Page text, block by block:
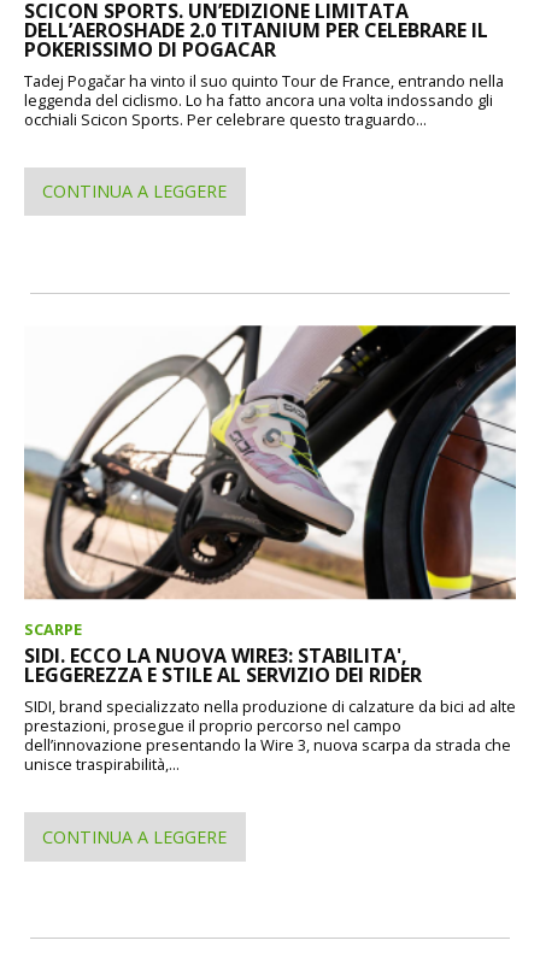
SCICON SPORTS. UN’EDIZIONE LIMITATA
DELL’AEROSHADE 2.0 TITANIUM PER CELEBRARE IL
POKERISSIMO DI POGACAR
Tadej Pogačar ha vinto il suo quinto Tour de France, entrando nella
leggenda del ciclismo. Lo ha fatto ancora una volta indossando gli
occhiali Scicon Sports. Per celebrare questo traguardo...
CONTINUA A LEGGERE
SCARPE
SIDI. ECCO LA NUOVA WIRE3: STABILITA',
LEGGEREZZA E STILE AL SERVIZIO DEI RIDER
SIDI, brand specializzato nella produzione di calzature da bici ad alte
prestazioni, prosegue il proprio percorso nel campo
dell’innovazione presentando la Wire 3, nuova scarpa da strada che
unisce traspirabilità,...
CONTINUA A LEGGERE